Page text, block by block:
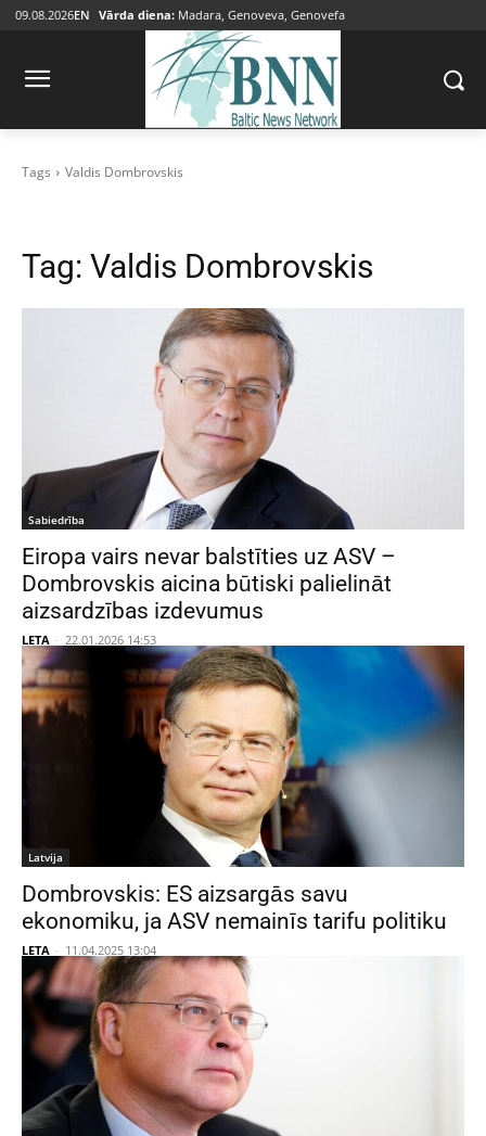
09.08.2026EN Vārda diena: Madara, Genoveva, Genovefa
Tags Valdis Dombrovskis
Tag: Valdis Dombrovskis
Sabiedrība
Eiropa vairs nevar balstīties uz ASV –
Dombrovskis aicina būtiski palielināt
aizsardzības izdevumus
LETA - 22.01.2026 14:53
Latvija
Dombrovskis: ES aizsargās savu
ekonomiku, ja ASV nemainīs tarifu politiku
LETA - 11.04.2025 13:04